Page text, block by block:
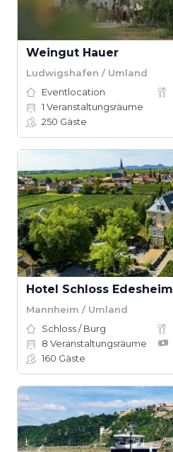
Weingut Hauer
Ludwigshafen / Umland
Eventlocation
1 Veranstaltungsräume
250 Gäste
Hotel Schloss Edesheim
Mannheim / Umland
Schloss / Burg
8 Veranstaltungsräume
160 Gäste